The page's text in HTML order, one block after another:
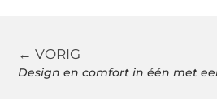
← VORIG
Design en comfort in één met